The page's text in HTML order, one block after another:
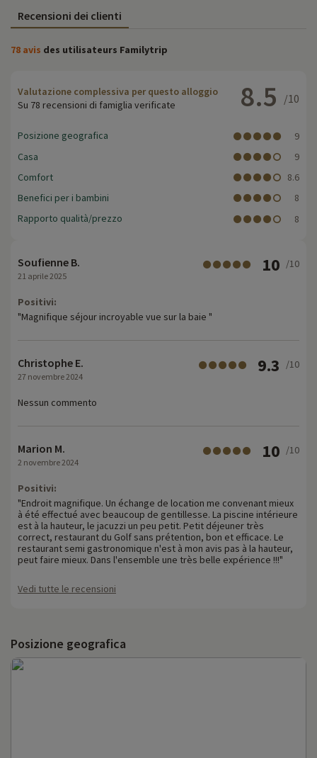
Recensioni dei clienti
78 avis des utilisateurs Familytrip
Valutazione complessiva per questo alloggio
Su 78 recensioni di famiglia verificate
8.5 /10
Posizione geografica
9
Casa
9
Comfort
8.6
Benefici per i bambini
8
Rapporto qualità/prezzo
8
Soufienne B.
21 aprile 2025
10 /10
Positivi:
"Magnifique séjour incroyable vue sur la baie "
Christophe E.
27 novembre 2024
9.3 /10
Nessun commento
Marion M.
2 novembre 2024
10 /10
Positivi:
"Endroit magnifique. Un échange de location me convenant mieux
à été effectué avec beaucoup de gentillesse. La piscine intérieure
est à la hauteur, le jacuzzi un peu petit. Petit déjeuner très
correct, restaurant du Golf sans prétention, bon et efficace. Le
restaurant semi gastronomique n'est à mon avis pas à la hauteur,
peut faire mieux. Dans l'ensemble une très belle expérience !!!"
Vedi tutte le recensioni
Posizione geografica